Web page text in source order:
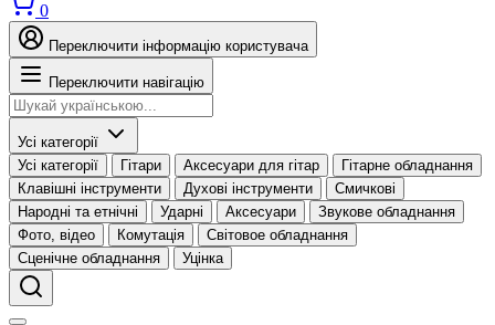
0
Переключити інформацію користувача
Переключити навігацію
Усі категорії
Усі категорії
Гітари Аксесуари для гітар
Гітарне обладнання
Клавішні інструменти
Духові інструменти
Смичкові
Народні та етнічні
Ударні Аксесуари
Звукове обладнання
Фото, відео
Комутація
Світовое обладнання
Сценічне обладнання
Уцінка